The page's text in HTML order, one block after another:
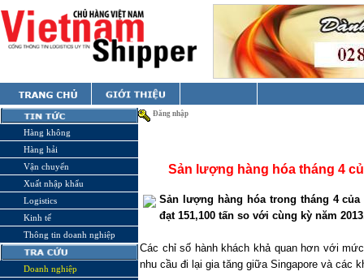
Hàng không
Hàng hải
Vận chuyển
Xuất nhập khẩu
Logistics
Kinh tế
Thông tin doanh nghiệp
Doanh nghiệp
Đăng nhập
Sản lượng hàng hóa tháng 4
Sản lượng hàng hóa trong tháng 4
đạt 151,100 tấn so với cùng kỳ năm
Các chỉ số hành khách khả quan hơn với
nhu cầu đi lại gia tăng giữa Singapore và các